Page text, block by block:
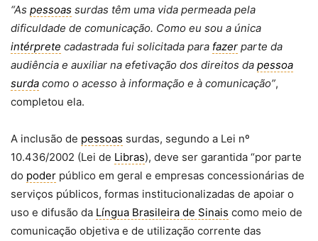
“As pessoas surdas têm uma vida permeada pela
dificuldade de comunicação. Como eu sou a única
intérprete cadastrada fui solicitada para fazer parte da
audiência e auxiliar na efetivação dos direitos da pessoa
surda como o acesso à informação e à comunicação”,
completou ela.
A inclusão de pessoas surdas, segundo a Lei nº
10.436/2002 (Lei de Libras), deve ser garantida “por parte
do poder público em geral e empresas concessionárias de
serviços públicos, formas institucionalizadas de apoiar o
uso e difusão da Língua Brasileira de Sinais como meio de
comunicação objetiva e de utilização corrente das